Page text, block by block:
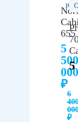
655
5
500
000
₽
6
₽
5